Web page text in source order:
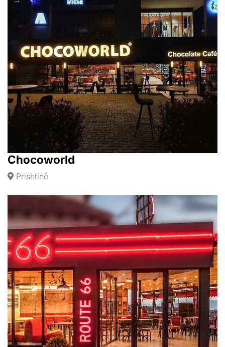
Chocoworld
Prishtinë